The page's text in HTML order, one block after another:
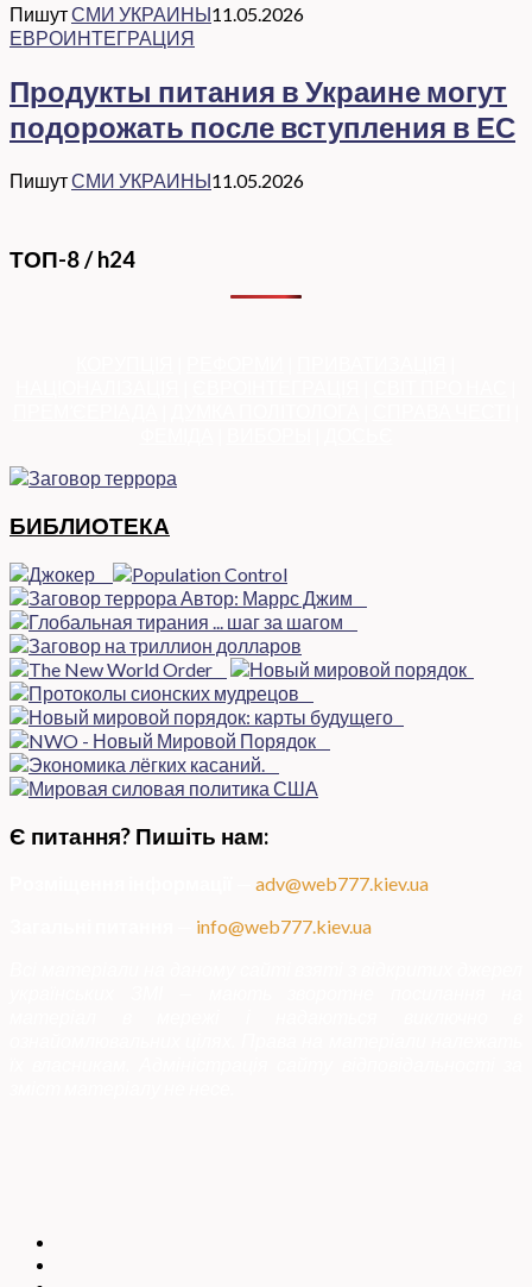
ПишутСМИ УКРАИНЫ11.05.2026
ЕВРОИНТЕГРАЦИЯ
Продукты питания в Украине могут
подорожать после вступления в ЕС
ПишутСМИ УКРАИНЫ11.05.2026
ТОП-8 / h24
БИБЛИОТЕКА
Є питання? Пишіть нам:
adv@web777.kiev.ua
info@web777.kiev.ua